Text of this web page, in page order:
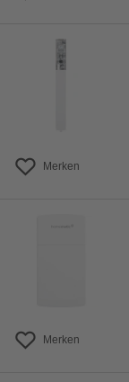
Merken
Merken